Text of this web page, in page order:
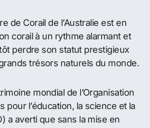
de Corail de l’Australie est en
corail à un rythme alarmant et
perdre son statut prestigieux
trésors naturels du monde.
mondial de l’Organisation
pour l’éducation, la science et la
a averti que sans la mise en